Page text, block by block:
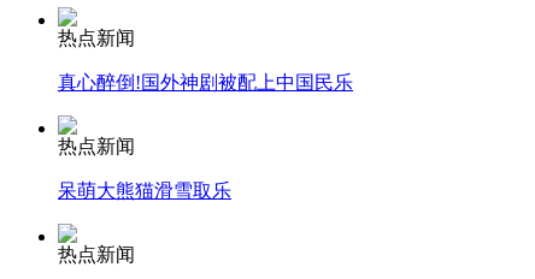
走！跟着总书记去植树
消防员救轻生者 花炮节热闹非凡
热点新闻
真心醉倒!国外神剧被配上中国民乐
热点新闻
呆萌大熊猫滑雪取乐
热点新闻